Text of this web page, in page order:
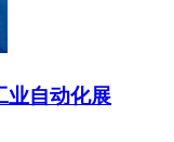
业自动化展